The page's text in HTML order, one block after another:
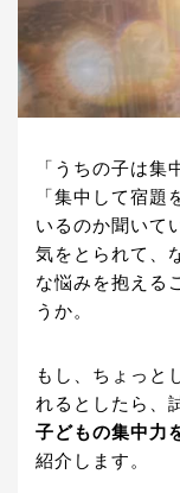
「うちの子は
「集中して宿題
いるのか聞いて
気をとられて、
な悩みを抱える
うか。
もし、ちょっと
れるとしたら、
子どもの集中力
紹介します。